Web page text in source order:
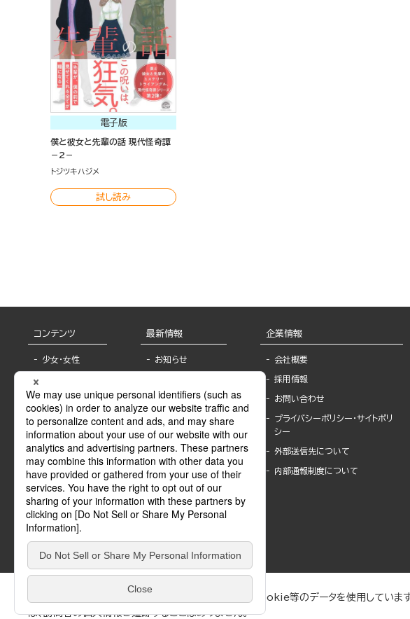
電子版
僕と彼女と先輩の話 現代怪奇譚
－2－
トジツキハジメ
試し読み
コンテンツ
少女・女性
BL
ライトノベル
青年・一般
グラビア・写真
モーター誌
SPECIAL
Sublicense
最新情報
お知らせ
報
書店様へ
海外ライセンシー
公式SNSアカウ
ント
作家一覧
Keyword list
Author list
企業情報
会社概要
採用情報
お問い合わせ
プライバシーポリシー・サイトポリ
シー
外部送信先について
内部通報制度について
ぶんか社が運営するサイトでは、利便性向上のためにCookie等のデータを使用していま
は、訪問者の個人情報を追跡することはありません。